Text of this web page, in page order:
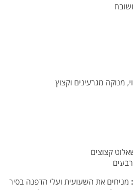
קצוצים
מניחים את השעועית ועלי הדפנה בסיר